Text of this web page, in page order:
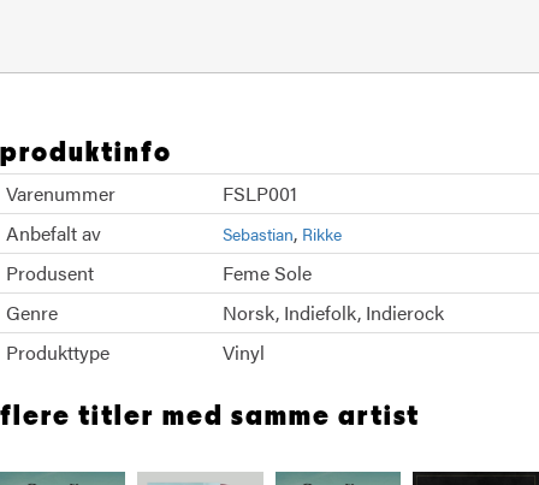
produktinfo
Varenummer
FSLP001
Anbefalt av
Sebastian Rikke
Produsent
Feme Sole
Genre
Norsk Indiefolk Indierock
Produkttype
Vinyl
flere titler med samme artist